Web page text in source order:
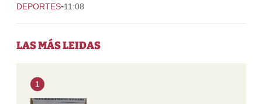
DEPORTES-11:08
LAS MÁS LEIDAS
1